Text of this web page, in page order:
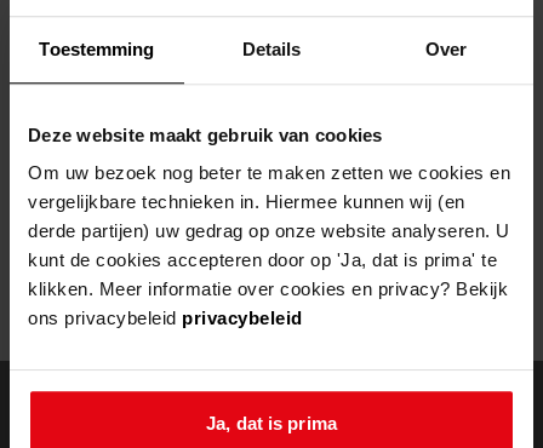
Toestemming Details Over
Deze website maakt gebruik van cookies
Om uw bezoek nog beter te maken zetten we cookies en
vergelijkbare technieken in. Hiermee kunnen wij (en
derde partijen) uw gedrag op onze website analyseren. U
kunt de cookies accepteren door op 'Ja, dat is prima' te
klikken. Meer informatie over cookies en privacy? Bekijk
ons privacybeleid privacybeleid
Ja, dat is prima
Helaas, er is een fout opgetreden
Mogelijk kunt u deze pagina niet bezoeken door:
een verouderde bladwijzer/favoriet
een zoekmachine heeft eenverouderde lijst van de website
eenfout getyptadres